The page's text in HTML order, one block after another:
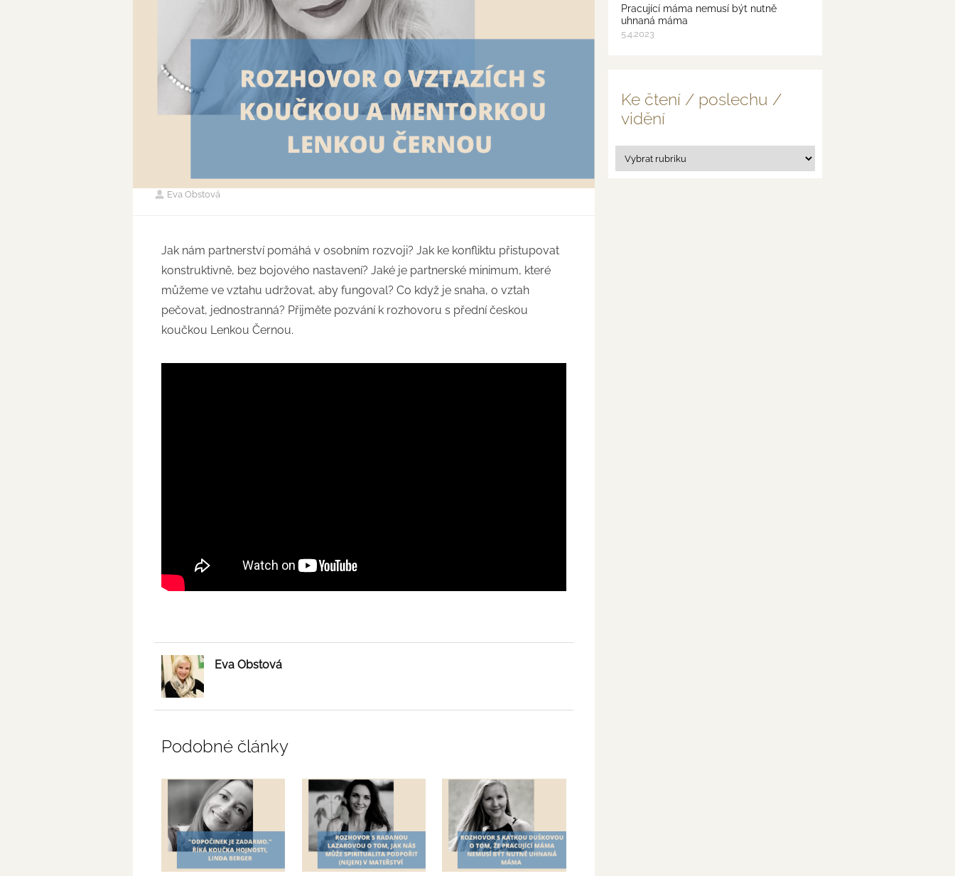
Eva Obstová
Jak nám partnerství pomáhá v osobním rozvoji? Jak ke konfliktu přistupovat
konstruktivně, bez bojového nastavení? Jaké je partnerské minimum, které
můžeme ve vztahu udržovat, aby fungoval? Co když je snaha, o vztah
pečovat, jednostranná? Přijměte pozvání k rozhovoru s přední českou
koučkou Lenkou Černou.
Eva Obstová
Podobné články
Pracující máma nemusí být nutně
uhnaná máma
5.4.2023
Ke čtení / poslechu /
vidění